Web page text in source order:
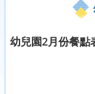
幼兒園2月份餐點